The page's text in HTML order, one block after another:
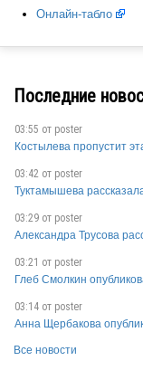
RUS
RUS
RUS
Онлайн-табло
Последние
03:55 от poster
Костылева пропустит
03:42 от poster
Туктамышева
03:29 от poster
Александра Трусова
03:21 от poster
Глеб Смолкин
03:14 от poster
Анна Щербакова
Все новости